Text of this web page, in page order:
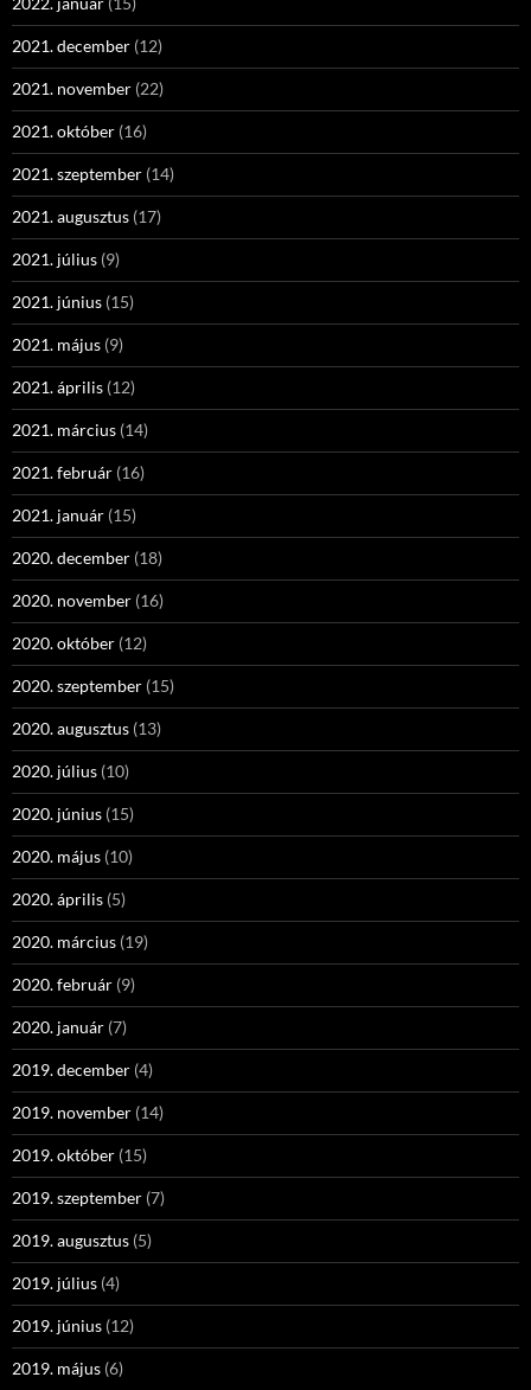
2021. december (12)
2021. november (22)
2021. október (16)
2021. szeptember (14)
2021. augusztus (17)
2021. július (9)
2021. június (15)
2021. május (9)
2021. április (12)
2021. március (14)
2021. február (16)
2021. január (15)
2020. december (18)
2020. november (16)
2020. október (12)
2020. szeptember (15)
2020. augusztus (13)
2020. július (10)
2020. június (15)
2020. május (10)
2020. április (5)
2020. március (19)
2020. február (9)
2020. január (7)
2019. december (4)
2019. november (14)
2019. október (15)
2019. szeptember (7)
2019. augusztus (5)
2019. július (4)
2019. június (12)
2019. május (6)